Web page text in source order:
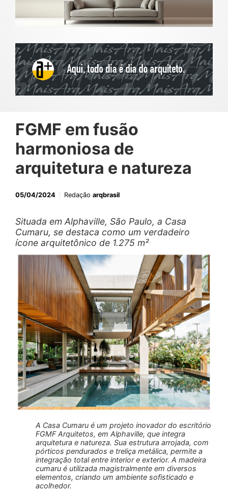
FGMF em fusão
harmoniosa de
arquitetura e natureza
05/04/2024 Redação arqbrasil
Situada em Alphaville, São Paulo, a Casa
Cumaru, se destaca como um verdadeiro
ícone arquitetônico de 1.275 m²
A Casa Cumaru é um projeto inovador do escritório
FGMF Arquitetos, em Alphaville, que integra
arquitetura e natureza. Sua estrutura arrojada, com
pórticos pendurados e treliça metálica, permite a
integração total entre interior e exterior. A madeira
cumaru é utilizada magistralmente em diversos
elementos, criando um ambiente sofisticado e
acolhedor.